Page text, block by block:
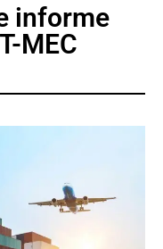
informe
MEC